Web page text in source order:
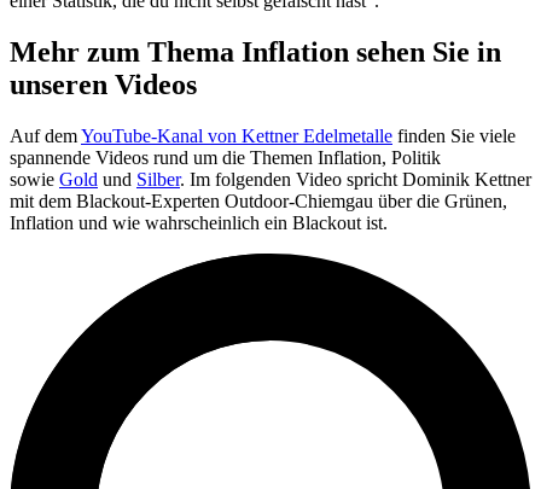
Mehr zum Thema Inflation sehen Sie in
unseren Videos
Auf demYouTube-Kanal von Kettner Edelmetalle finden Sie viele
spannende Videos rund um die Themen Inflation, Politik
sowie Gold und Silber. Im folgenden Video spricht Dominik Kettner
mit dem Blackout-Experten Outdoor-Chiemgau über die Grünen,
Inflation und wie wahrscheinlich ein Blackout ist.